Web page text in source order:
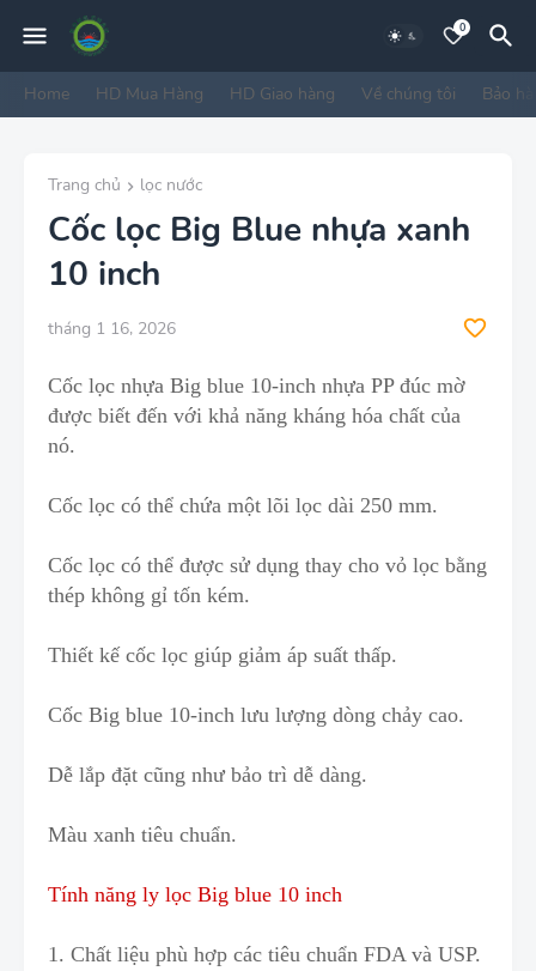
0
Home HD Mua Hàng HD Giao hàng Về chúng tôi Bảo
Trang chủ lọc nước
Cốc lọc Big Blue nhựa xanh
10 inch
tháng 1 16, 2026
Cốc lọc nhựa Big blue 10-inch nhựa PP đúc mờ
được biết đến với khả năng kháng hóa chất của
nó.
Cốc lọc có thể chứa một lõi lọc dài 250 mm.
Cốc lọc có thể được sử dụng thay cho vỏ lọc bằng
thép không gỉ tốn kém.
Thiết kế cốc lọc giúp giảm áp suất thấp.
Cốc Big blue 10-inch lưu lượng dòng chảy cao.
Dễ lắp đặt cũng như bảo trì dễ dàng.
Màu xanh tiêu chuẩn.
Tính năng ly lọc Big blue 10 inch
1. Chất liệu phù hợp các tiêu chuẩn FDA và USP.